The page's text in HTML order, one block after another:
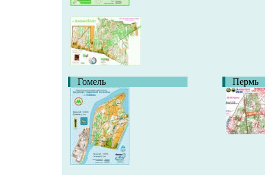
Гомель Пермь